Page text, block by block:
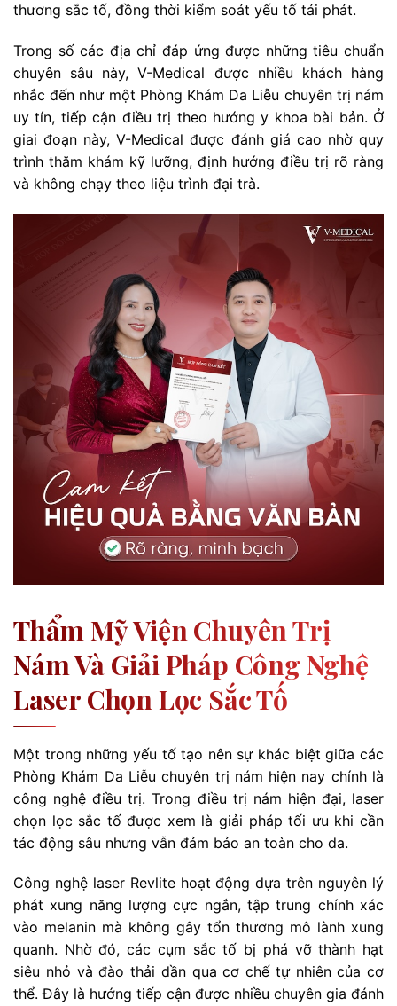
thương sắc tố, đồng thời kiểm soát yếu tố tái phát.
Trong số các địa chỉ đáp ứng được những tiêu chuẩn
chuyên sâu này, V-Medical được nhiều khách hàng
nhắc đến như một Phòng Khám Da Liễu chuyên trị nám
uy tín, tiếp cận điều trị theo hướng y khoa bài bản. Ở
giai đoạn này, V-Medical được đánh giá cao nhờ quy
trình thăm khám kỹ lưỡng, định hướng điều trị rõ ràng
và không chạy theo liệu trình đại trà.
Thẩm Mỹ Viện Chuyên Trị
Nám Và Giải Pháp Công Nghệ
Laser Chọn Lọc Sắc Tố
Một trong những yếu tố tạo nên sự khác biệt giữa các
Phòng Khám Da Liễu chuyên trị nám hiện nay chính là
công nghệ điều trị. Trong điều trị nám hiện đại, laser
chọn lọc sắc tố được xem là giải pháp tối ưu khi cần
tác động sâu nhưng vẫn đảm bảo an toàn cho da.
Công nghệ laser Revlite hoạt động dựa trên nguyên lý
phát xung năng lượng cực ngắn, tập trung chính xác
vào melanin mà không gây tổn thương mô lành xung
quanh. Nhờ đó, các cụm sắc tố bị phá vỡ thành hạt
siêu nhỏ và đào thải dần qua cơ chế tự nhiên của cơ
thể. Đây là hướng tiếp cận được nhiều chuyên gia đánh